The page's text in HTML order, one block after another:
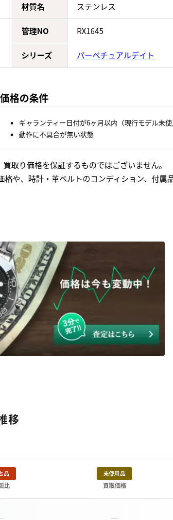
材質名 ステンレス
管理NO RX1645
シリーズ パーペチュアルデイト
格の条件
ギャランティー日付が6ヶ月以内（現行モデル未使
動作に不具合が無い状態
取り価格を保証するものではございません。
や、時計・革ベルトのコンディション、付属
移
品
比
未使用品
買取価格